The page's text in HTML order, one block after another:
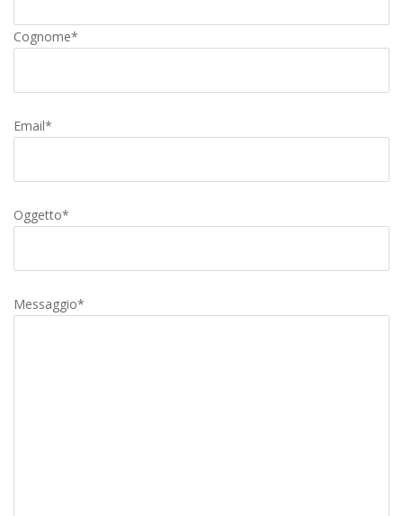
Cognome*
Email*
Oggetto*
Messaggio*